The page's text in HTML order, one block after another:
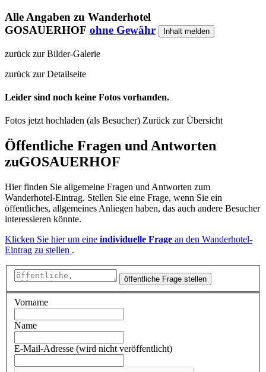
Alle Angaben zu Wanderhotel
GOSAUERHOF ohne Gewähr Inhalt melden
zurück zur Bilder-Galerie
zurück zur Detailseite
Leider sind noch keine Fotos vorhanden.
Fotos jetzt hochladen (als Besucher) Zurück zur Übersicht
Öffentliche Fragen und Antworten
zuGOSAUERHOF
Hier finden Sie allgemeine Fragen und Antworten zum
Wanderhotel-Eintrag. Stellen Sie eine Frage, wenn Sie ein
öffentliches, allgemeines Anliegen haben, das auch andere Besucher
interessieren könnte.
Klicken Sie hier um eine individuelle Frage an den Wanderhotel-
Eintrag zu stellen .
öffentliche Frage stellen
Vorname
Name
E-Mail-Adresse (wird nicht veröffentlicht)